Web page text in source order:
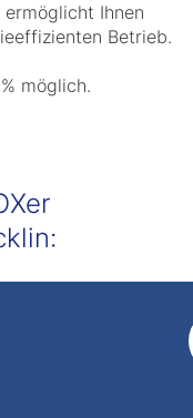
Ihnen
Betrieb.
möglich.